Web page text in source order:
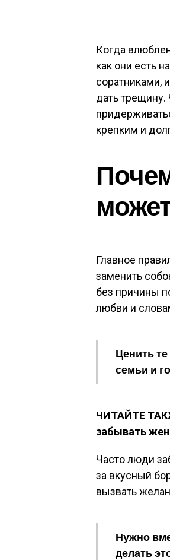
Когда
как они есть
соратниками,
дать трещину.
крепким и
Главное
заменить
без причины
любви и
Ценить
семьи и
ЧИТАЙТЕ
забывать
Часто люди
за вкусный
вызвать
Нужно
делать